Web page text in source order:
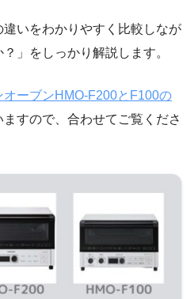
いをわかりやすく比較しなが
」をしっかり解説します。
オーブンHMO-F200とF100の
ますので、合わせてご覧くださ